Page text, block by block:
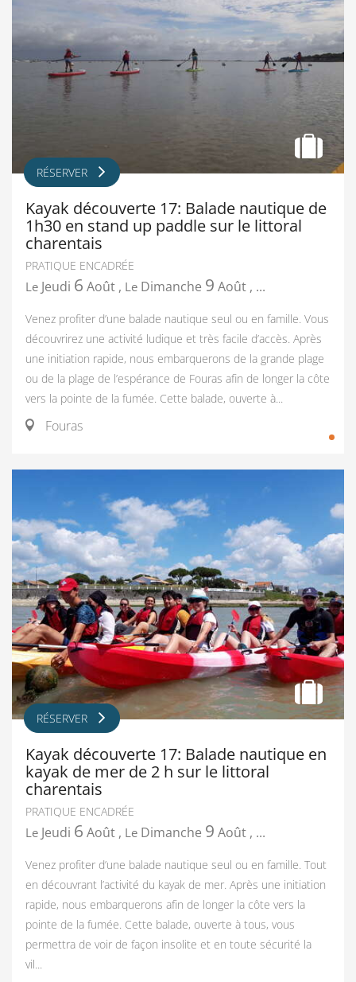
RÉSERVER
Kayak découverte 17: Balade nautique de
1h30 en stand up paddle sur le littoral
charentais
PRATIQUE ENCADRÉE
Le Jeudi 6 Août , Le Dimanche 9 Août , ...
Venez profiter d’une balade nautique seul ou en famille. Vous
découvrirez une activité ludique et très facile d’accès. Après
une initiation rapide, nous embarquerons de la grande plage
ou de la plage de l’espérance de Fouras afin de longer la côte
vers la pointe de la fumée. Cette balade, ouverte à...
Fouras
RÉSERVER
Kayak découverte 17: Balade nautique en
kayak de mer de 2 h sur le littoral
charentais
PRATIQUE ENCADRÉE
Le Jeudi 6 Août , Le Dimanche 9 Août , ...
Venez profiter d’une balade nautique seul ou en famille. Tout
en découvrant l’activité du kayak de mer. Après une initiation
rapide, nous embarquerons afin de longer la côte vers la
pointe de la fumée. Cette balade, ouverte à tous, vous
permettra de voir de façon insolite et en toute sécurité la
vil...